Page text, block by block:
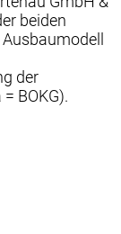
beiden
der
BOKG).